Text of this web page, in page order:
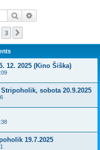
Search
3
12. 2025 (Kino Šiška)
sobota 20.9.2025
19.7.2025